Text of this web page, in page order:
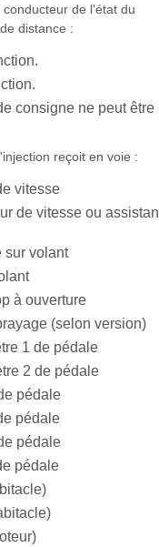
de l'état du
distance :
consigne ne peut être
reçoit en voie :
vitesse
de vitesse ou
sur volant
à ouverture
(selon version)
1 de pédale
2 de pédale
pédale
pédale
pédale
pédale